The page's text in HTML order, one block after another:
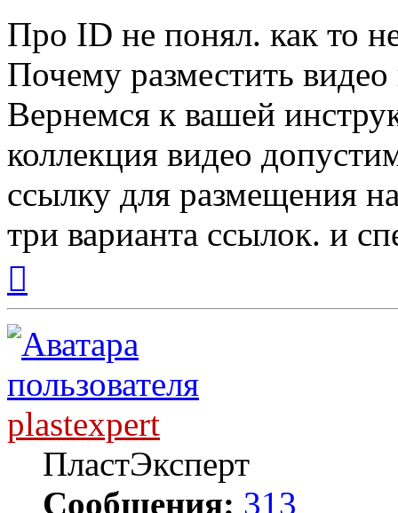
Про ID не понял. как то
Почему разместить
Вернемся к вашей
коллекция видео
ссылку для размещения
три варианта ссылок. и
началу
plastexpert
ПластЭксперт
Сообщения: 313